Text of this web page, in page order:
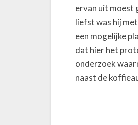
ervan uit moest
liefst was hij
een mogelijke
dat hier het
onderzoek
naast de